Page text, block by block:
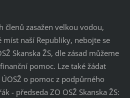
členů zasažen velkou vodou,
míst naší Republiky, nebojte se
Skanska ŽS, dle zásad můžeme
pomoc. Lze také žádat
o pomoc z podpůrného
- předseda ZO OSŽ Skanska ŽS: